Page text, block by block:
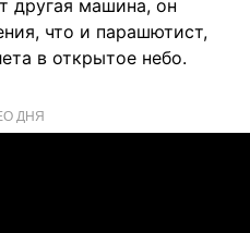
другая машина, он
что и парашютист,
в открытое небо.
ДНЯ